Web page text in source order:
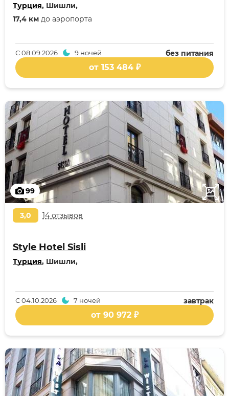
Турция, Шишли,
17,4 км до аэропорта
без питания
С08.09.2026 9 ночей
от 153 484 ₽
99
3,0 14 отзывов
Style Hotel Sisli
Турция, Шишли,
завтрак
С04.10.2026 7 ночей
от 90 972 ₽